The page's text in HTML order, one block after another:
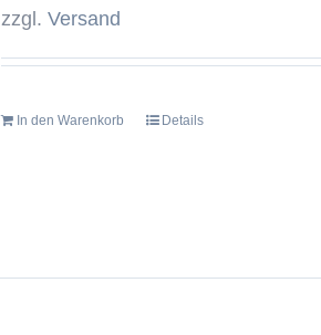
zzgl.Versand
In den Warenkorb Details